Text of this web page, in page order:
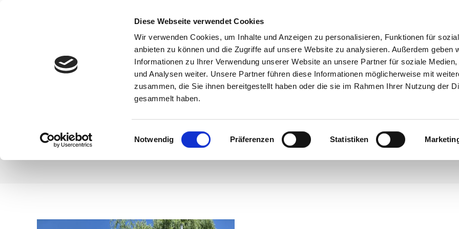
Diese Webseite verwendet Cookies
Wir verwenden Cookies, um Inhalte und Anzeigen zu personalisieren, Funktionen für
anbieten zu können und die Zugriffe auf unsere Website zu analysieren. Außerdem geben
Informationen zu Ihrer Verwendung unserer Website an unsere Partner für soziale Medien,
und Analysen weiter. Unsere Partner führen diese Informationen möglicherweise mit
zusammen, die Sie ihnen bereitgestellt haben oder die sie im Rahmen Ihrer Nutzung der
gesammelt haben.
Einwilligungsauswahl
Notwendig Präferenzen Statistiken
Home Verein Galerie Aktuelles Kontakt
MONATS-ARCHIVE::JUNI 2025
Sie befinden sich hier:
Home Verein Galerie Aktuelles Kontakt